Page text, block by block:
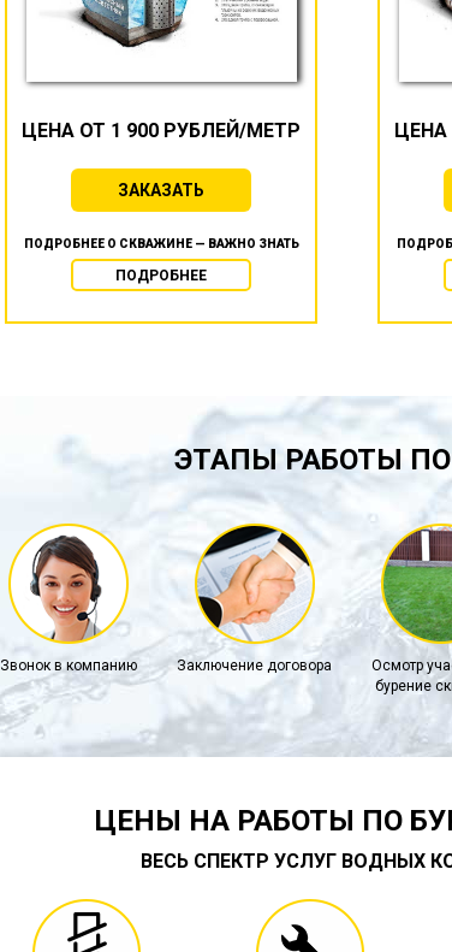
ЦЕНА ОТ 1 900 РУБЛЕЙ/МЕТР
ЗАКАЗАТЬ
ПОДРОБНЕЕ О СКВАЖИНЕ — ВАЖНО ЗНАТЬ
ПОДРОБНЕЕ
ЦЕНА
ЭТАПЫ РАБОТЫ
Звонок в компанию Заключение договора
Осмотр
бурение
ЦЕНЫ НА РАБОТЫ ПО
ВЕСЬ СПЕКТР УСЛУГ ВОДНЫХ